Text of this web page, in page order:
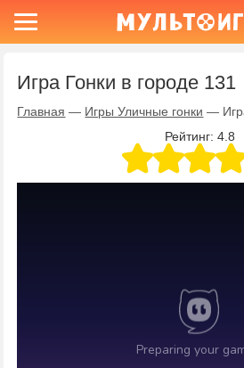
Игра Гонки в городе 131
Главная — Игры Уличные гонки —
Рейтинг: 4.8